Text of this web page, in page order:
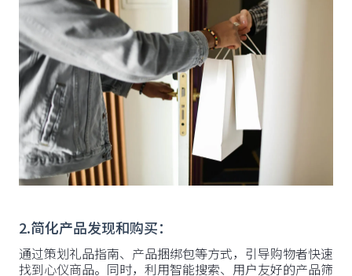
2.简化产品发现和购买：
通过策划礼品指南、产品捆绑包等方式，引导购物者快速
找到心仪商品。同时，利用智能搜索、用户友好的产品筛